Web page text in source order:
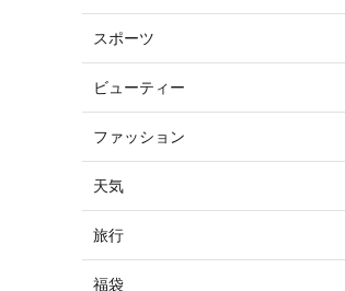
スポーツ
ビューティー
ファッション
天気
旅行
福袋